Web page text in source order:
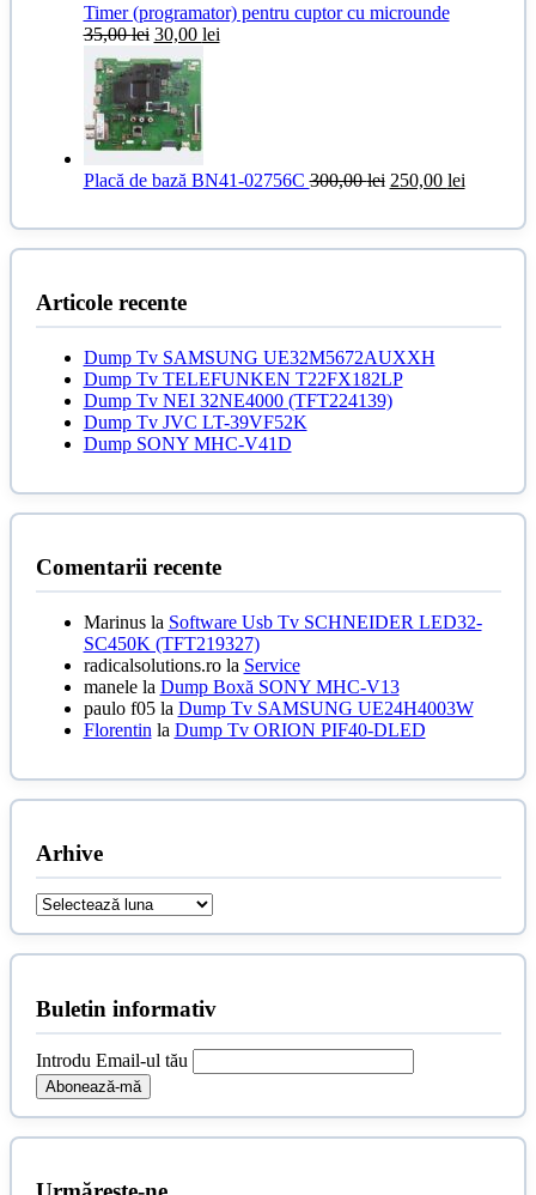
Timer (programator) pentru cuptor cu microunde
35,00lei Prețul
inițial
a
fost:
35,00 lei.
30,00 leiPrețul
Placă de bază BN41-02756C300,00lei Prețul
fost:
250,00 leiPrețul
250,00
Articole recente
Dump Tv SAMSUNG UE32M5672AUXXH
Dump Tv TELEFUNKEN T22FX182LP
Dump Tv NEI 32NE4000 (TFT224139)
Dump Tv JVC LT-39VF52K
Dump SONY MHC-V41D
Comentarii recente
Marinusla Software Usb Tv SCHNEIDER LED32-
SC450K (TFT219327)
radicalsolutions.rola Service
manelela Dump Boxă SONY MHC-V13
paulo f05la Dump Tv SAMSUNG UE24H4003W
Florentin la Dump Tv ORION PIF40-DLED
Arhive
Arhive
Buletin informativ
Introdu Email-ul tău